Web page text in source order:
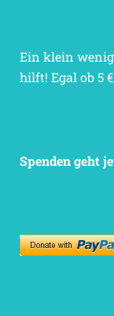
Ein klein
hilft! Egal ob 5
Spenden geht